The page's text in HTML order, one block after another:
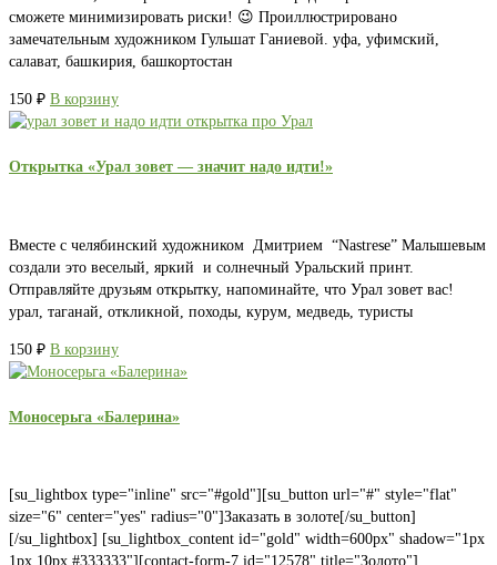
сможете минимизировать риски! 😉 Проиллюстрировано
замечательным художником Гульшат Ганиевой. уфа, уфимский,
салават, башкирия, башкортостан
150 ₽ В корзину
Открытка «Урал зовет — значит надо идти!»
Вместе с челябинский художником Дмитрием “Nastrese” Малышевым
создали это веселый, яркий и солнечный Уральский принт.
Отправляйте друзьям открытку, напоминайте, что Урал зовет вас!
урал, таганай, откликной, походы, курум, медведь, туристы
150 ₽ В корзину
Моносерьга «Балерина»
[su_lightbox type="inline" src="#gold"][su_button url="#" style="flat"
size="6" center="yes" radius="0"]Заказать в золоте[/su_button]
[/su_lightbox] [su_lightbox_content id="gold" width=600px" shadow="1px
1px 10px #333333"][contact-form-7 id="12578" title="Золото"]